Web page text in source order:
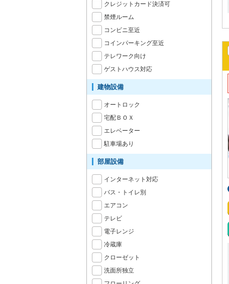
クレジットカード決済可
禁煙ルーム
コンビニ至近
コインパーキング至近
テレワーク向け
ゲストハウス対応
建物設備
オートロック
宅配ＢＯＸ
エレベーター
駐車場あり
部屋設備
インターネット対応
バス・トイレ別
エアコン
テレビ
電子レンジ
冷蔵庫
クローゼット
洗面所独立